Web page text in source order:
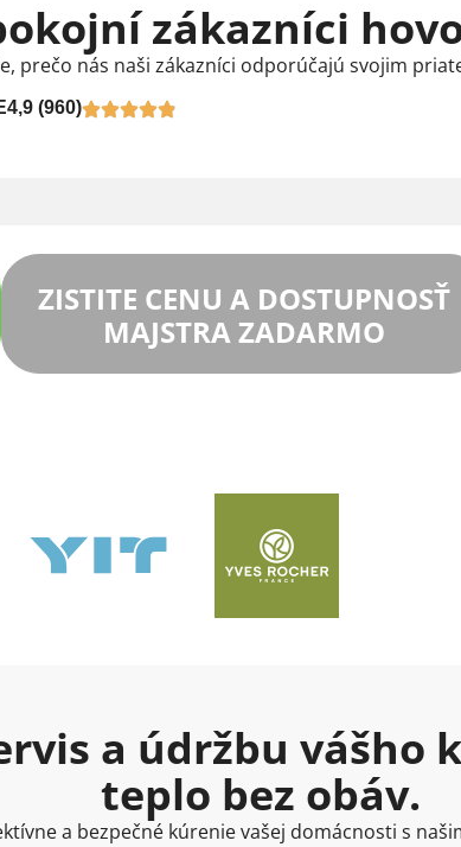
zákazníci
prečo nás naši zákazníci odporúčajú svojim
4,9 (960)
ZISTITE CENU A DOSTUPNOSŤ
MAJSTRA ZADARMO
a údržbu vášho
teplo bez obáv.
a bezpečné kúrenie vašej domácnosti s